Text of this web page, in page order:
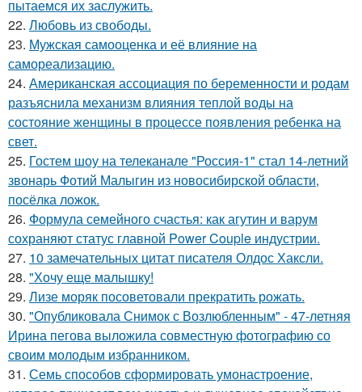
пытаемся их заслужить.
22. Любовь из свободы.
23. Мужская самооценка и её влияние на
самореализацию.
24. Американская ассоциация по беременности и родам
разъяснила механизм влияния теплой воды на
состояние женщины в процессе появления ребенка на
свет.
25. Гостем шоу на телеканале "Россия-1" стал 14-летний
звонарь Фотий Малыгин из новосибирской области,
посёлка ложок.
26. Формула семейного счастья: как агутин и варум
сохраняют статус главной Power Couple индустрии.
27. 10 замечательных цитат писателя Олдос Хаксли.
28. "Хочу еще малышку!
29. Лизе моряк посоветовали прекратить рожать.
30. "Опубликовала Снимок с Возлюбленным" - 47-летняя
Ирина пегова выложила совместную фотографию со
своим молодым избранником.
31. Семь способов сформировать умонастроение,